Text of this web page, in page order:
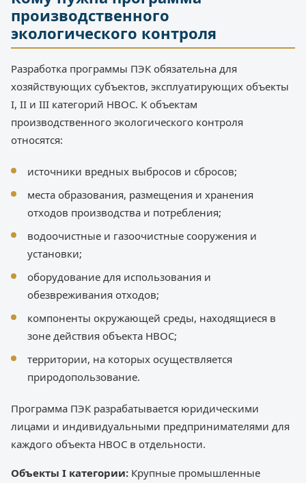
производственного
экологического контроля
Разработка программы ПЭК обязательна для
хозяйствующих субъектов, эксплуатирующих объекты
I, II и III категорий НВОС. К объектам
производственного экологического контроля
относятся:
источники вредных выбросов и сбросов;
места образования, размещения и хранения
отходов производства и потребления;
водоочистные и газоочистные сооружения и
установки;
оборудование для использования и
обезвреживания отходов;
компоненты окружающей среды, находящиеся в
зоне действия объекта НВОС;
территории, на которых осуществляется
природопользование.
Программа ПЭК разрабатывается юридическими
лицами и индивидуальными предпринимателями для
каждого объекта НВОС в отдельности.
Объекты I категории: Крупные промышленные